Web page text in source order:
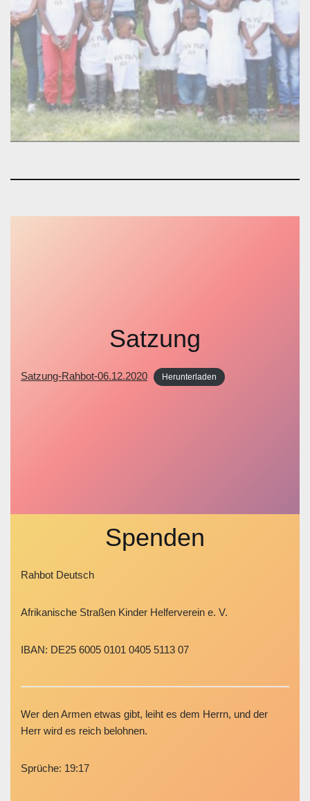
Satzung
Satzung-Rahbot-06.12.2020 Herunterladen
Spenden
Rahbot Deutsch
Afrikanische Straßen Kinder Helferverein e. V.
IBAN: DE25 6005 0101 0405 5113 07
Wer den Armen etwas gibt, leiht es dem Herrn, und der
Herr wird es reich belohnen.
Sprüche: 19:17